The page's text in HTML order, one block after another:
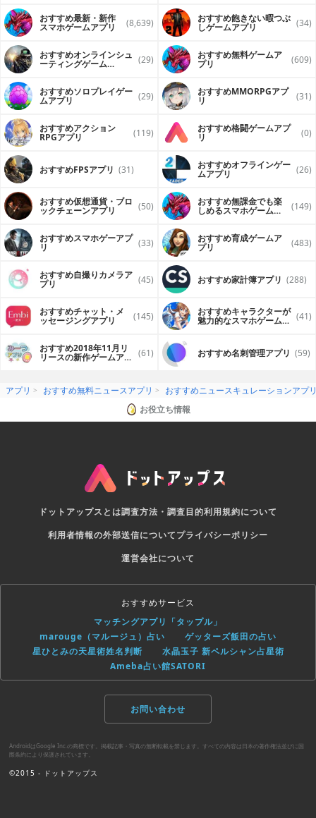
おすすめ最新・新作
スマホゲームアプリ (8,639) おすすめ飽きない暇つぶ
しゲームアプリ (34)
おすすめオンラインシュ
ーティングゲーム (29) おすすめ無料ゲームア
プリ (609)
おすすめソロプレイゲー
ムアプリ (29) おすすめ MMORPGアプ
リ (31)
おすすめアクション
RPGアプリ (119) おすすめ格闘ゲームアプ
リ (0)
おすすめFPSアプリ (31) おすすめオフラインゲー
ムアプリ (26)
おすすめ仮想通貨・ブロ
ックチェーンアプリ (50) おすすめ無課金でも楽
しめるスマホゲームア (149)
おすすめスマホゲーアプ
リ (33) おすすめ育成ゲームア
プリ (483)
おすすめ自撮りカメラア
プリ (45) おすすめ家計簿アプリ (288)
おすすめチャット・メ
ッセージングアプリ (145) おすすめキャラクターが
魅力的なスマホゲームア (41)
おすすめ2018年11月リ
リースの新作ゲームアプ (61) おすすめ名刺管理アプリ (59)
アプリ おすすめ無料ニュースアプリ
おすすめニュースキュレーションアプ
お役立ち情報
ドットアップスとは調査方法・調査目的利用規約について
利用者情報の外部送信についてプライバシーポリシー
運営会社について
おすすめサービス
マッチングアプリ「タップル」
marouge（マルージュ）占い
ゲッターズ飯田の占い
星ひとみの天星術姓名判断
水晶玉子 新ペルシャン占星術
Ameba占い館SATORI
お問い合わせ
AndroidはGoogle Inc.の商標です。掲載記事・写真の無断転載を禁じます。すべての内容は日本の著作権法並びに国
際条約により保護されています。
©2015 - ドットアップス